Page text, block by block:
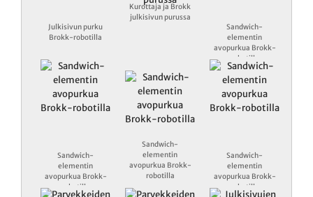
Julkisivun purku
Brokk-robotilla
Kurottaja ja Brokk
julkisivun purussa
Sandwich-
elementin
avopurkua Brokk-
robotilla
Sandwich-
elementin
avopurkua Brokk-
robotilla
Sandwich-
elementin
avopurkua Brokk-
robotilla
Sandwich-
elementin
avopurkua Brokk-
robotilla